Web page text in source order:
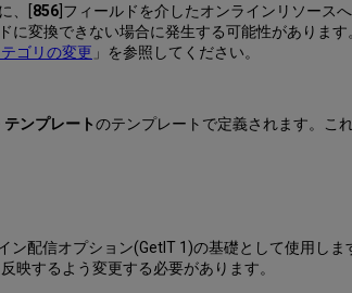
ロ
ー
レ
コ
準
配
、[856]フィールドを介したオンラインリソース
に変換できない場合に発生する可能性があります
ゴリの変更 」を参照してください。
ンプレートのテンプレートで定義されます。こ
配信オプション(GetIT 1)の基礎として使用しま
映するよう変更する必要があります。